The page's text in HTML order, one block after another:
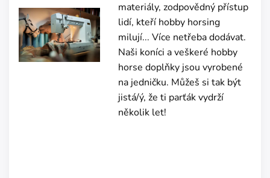
materiály, zodpovědný přístup
lidí, kteří hobby horsing
milují... Více netřeba dodávat.
Naši koníci a veškeré hobby
horse doplňky jsou vyrobené
na jedničku. Můžeš si tak být
jistá/ý, že ti parťák vydrží
několik let!